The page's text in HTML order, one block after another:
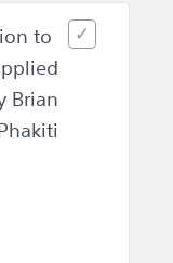
to
Brian